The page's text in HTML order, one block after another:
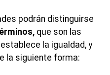
podrán distinguirse
que son las
la igualdad, y
la siguiente forma: